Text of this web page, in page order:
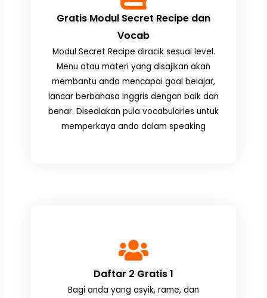
Gratis Modul Secret Recipe dan
Vocab
Modul Secret Recipe diracik sesuai level.
Menu atau materi yang disajikan akan
membantu anda mencapai goal belajar,
lancar berbahasa Inggris dengan baik dan
benar. Disediakan pula vocabularies untuk
memperkaya anda dalam speaking
Daftar 2 Gratis 1
Bagi anda yang asyik, rame, dan